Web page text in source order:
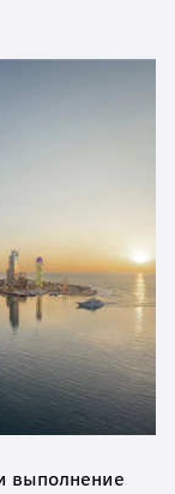
выполнение